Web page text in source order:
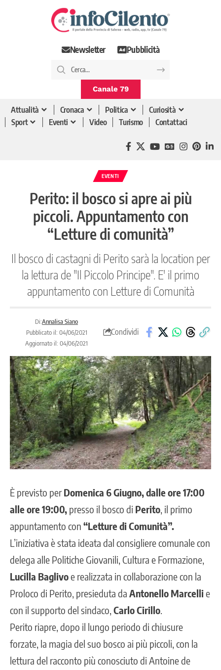
Newsletter Pubblicità
Canale 79
Attualità Cronaca Politica
Curiosità
Sport
Eventi Video Turismo Contattaci
EVENTI
Perito: il bosco si apre ai più
piccoli. Appuntamento con
“Letture di comunità”
Il bosco di castagni di Perito sarà la location per
la lettura de "Il Piccolo Principe". E' il primo
appuntamento con Letture di Comunità
Di:Annalisa Siano
Pubblicato il: 04/06/2021
Aggiornato il: 04/06/2021
Condividi
È previsto perDomenica 6 Giugno, dalle ore 17:00
alle ore 19:00, presso il bosco di Perito, il primo
appuntamento con “Letture di Comunità”.
L’iniziativa è stata ideata dal consigliere comunale con
delega alle Politiche Giovanili, Cultura e Formazione,
Lucilla Baglivoe realizzata in collaborazione con la
Proloco di Perito, presieduta da Antonello Marcellie
con il supporto del sindaco, Carlo Cirillo.
Perito riapre, dopo il lungo periodo di chiusure
forzate, la magia del suo bosco ai più piccoli, con la
lettura del racconto più conosciuto di Antoine de